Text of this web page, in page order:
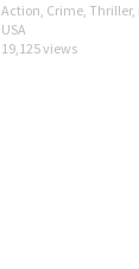
Action, Crime, Thriller,
USA
19,125 views